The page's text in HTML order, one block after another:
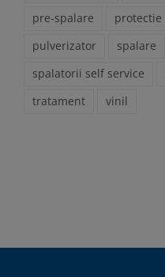
pre-spalare protectie
pulverizator
spalare
spalatorii self service
tratament
vinil